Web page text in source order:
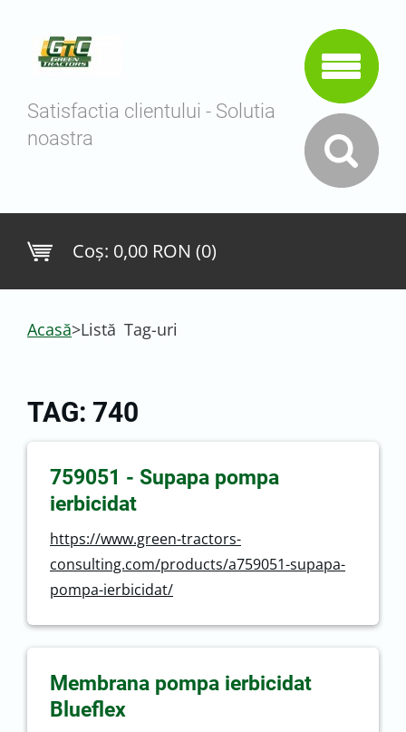
Satisfactia clientului - Solutia
noastra
Coş: 0,00 RON (0)
Acasă>Listă Tag-uri
TAG: 740
759051 - Supapa pompa
ierbicidat
https://www.green-tractors-
consulting.com/products/a759051-supapa-
pompa-ierbicidat/
Membrana pompa ierbicidat
Blueflex